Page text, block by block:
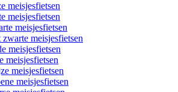
meisjesfietsen
meisjesfietsen
meisjesfietsen
zwarte meisjesfietsen
meisjesfietsen
meisjesfietsen
meisjesfietsen
meisjesfietsen